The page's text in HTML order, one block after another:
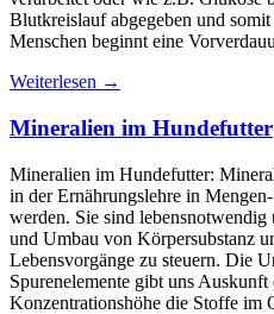
Blutkreislauf abgegeben und
Menschen beginnt eine
Weiterlesen →
Mineralien im Hundefutter
Mineralien im Hundefutter:
in der Ernährungslehre in
werden. Sie sind
und Umbau von Körpersubstanz
Lebensvorgänge zu steuern. Die
Spurenelemente gibt uns
Konzentrationshöhe die Stoffe